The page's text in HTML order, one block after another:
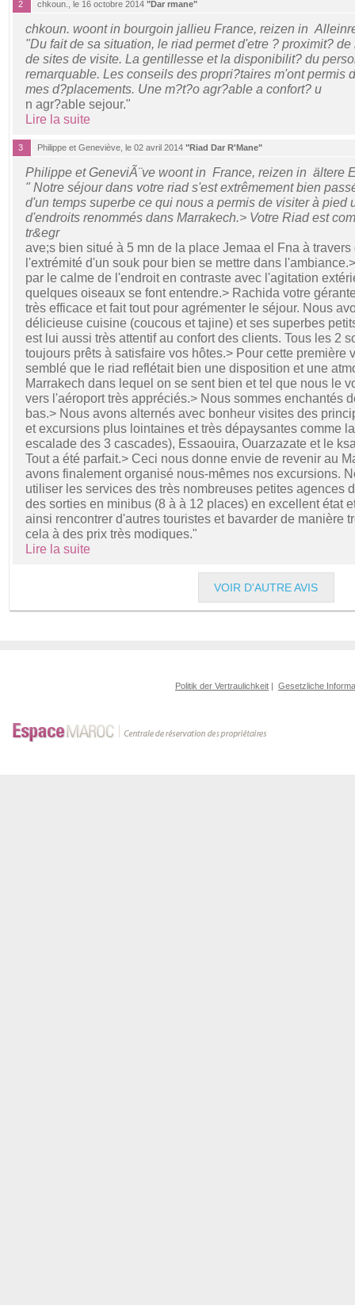
2 chkoun., le 16 octobre 2014 "Dar rmane"
chkoun. woont in bourgoin jallieu France, reizen in
"Du fait de sa situation, le riad permet d'etre ? proximit?
de sites de visite. La gentillesse et la disponibilit? du
remarquable. Les conseils des propri?taires m'ont permis
mes d?placements. Une m?t?o agr?able a confort? u
n agr?able sejour."
Lire la suite
3 Philippe et Geneviève, le 02 avril 2014 "Riad Dar R'Mane"
Philippe et GeneviÃ¨ve woont in France, reizen in ältere
" Notre séjour dans votre riad s'est extrêmement bien
d'un temps superbe ce qui nous a permis de visiter à pied
d'endroits renommés dans Marrakech.> Votre Riad est
tr&egr
ave;s bien situé à 5 mn de la place Jemaa el Fna à
l'extrémité d'un souk pour bien se mettre dans
par le calme de l'endroit en contraste avec l'agitation
quelques oiseaux se font entendre.> Rachida votre
très efficace et fait tout pour agrémenter le séjour. Nous
délicieuse cuisine (coucous et tajine) et ses superbes
est lui aussi très attentif au confort des clients. Tous les 2
toujours prêts à satisfaire vos hôtes.> Pour cette première
semblé que le riad reflétait bien une disposition et une
Marrakech dans lequel on se sent bien et tel que nous le
vers l'aéroport très appréciés.> Nous sommes enchantés
bas.> Nous avons alternés avec bonheur visites des
et excursions plus lointaines et très dépaysantes comme
escalade des 3 cascades), Essaouira, Ouarzazate et le
Tout a été parfait.> Ceci nous donne envie de revenir au
avons finalement organisé nous-mêmes nos excursions.
utiliser les services des très nombreuses petites agences
des sorties en minibus (8 à à 12 places) en excellent état
ainsi rencontrer d'autres touristes et bavarder de manière
cela à des prix très modiques."
Lire la suite
VOIR D'AUTRE AVIS
Politik der Vertraulichkeit | Gesetzliche